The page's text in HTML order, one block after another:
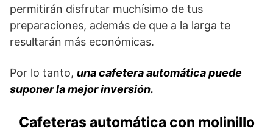
permitirán disfrutar muchísimo de tus
preparaciones, además de que a la larga te
resultarán más económicas.
Por lo tanto, una cafetera automática puede
suponer la mejor inversión.
Cafeteras automática con molinillo